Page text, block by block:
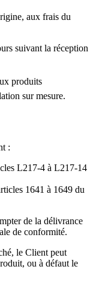
aux frais du
suivant la réception
produits
sur mesure.
:
L217-4 à L217-14
1641 à 1649 du
de la délivrance
de conformité.
le Client peut
ou à défaut le